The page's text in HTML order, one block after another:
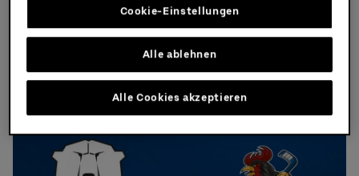
Eisbären Berlin - Straubing
Tigers
Infos
Cookie-Einstellungen
Alle ablehnen
Alle Cookies akzeptieren